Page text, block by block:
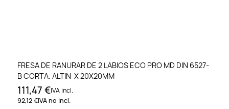
FRESA DE RANURAR DE 2 LABIOS ECO PRO MD DIN 6527-
B CORTA. ALTIN-X 20X20MM
111,47 €IVA incl.
92,12 €IVA no incl.